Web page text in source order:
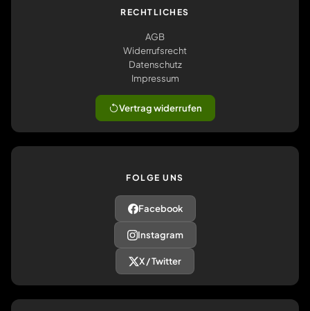
RECHTLICHES
AGB
Widerrufsrecht
Datenschutz
Impressum
Vertrag widerrufen
FOLGE UNS
Facebook
Instagram
X / Twitter